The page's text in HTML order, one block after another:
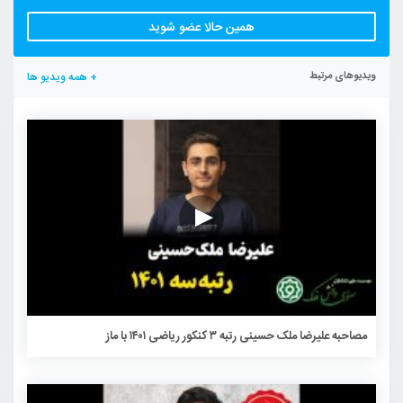
همین حالا عضو شوید
ویدیوهای مرتبط + همه ویدیو ها
مصاحبه علیرضا ملک حسینی رتبه ۳ کنکور ریاضی ۱۴۰۱ با ماز